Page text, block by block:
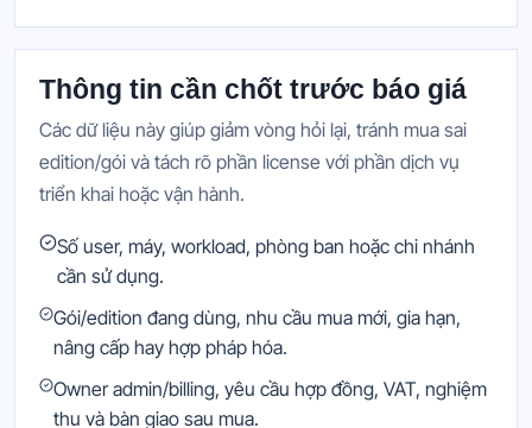
Thông tin cần chốt trước báo giá
Các dữ liệu này giúp giảm vòng hỏi lại, tránh mua sai
edition/gói và tách rõ phần license với phần dịch vụ
triển khai hoặc vận hành.
Số user, máy, workload, phòng ban hoặc chi nhánh
cần sử dụng.
Gói/edition đang dùng, nhu cầu mua mới, gia hạn,
nâng cấp hay hợp pháp hóa.
Owner admin/billing, yêu cầu hợp đồng, VAT, nghiệm
thu và bàn giao sau mua.